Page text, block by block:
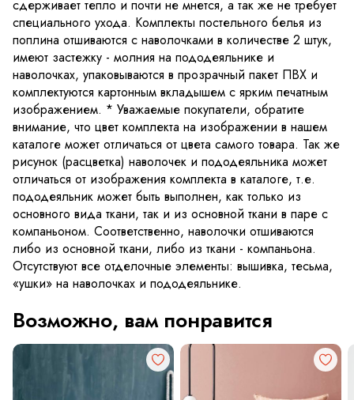
сдерживает тепло и почти не мнется, а так же не требует
специального ухода. Комплекты постельного белья из
поплина отшиваются с наволочками в количестве 2 штук,
имеют застежку - молния на пододеяльнике и
наволочках, упаковываются в прозрачный пакет ПВХ и
комплектуются картонным вкладышем с ярким печатным
изображением. * Уважаемые покупатели, обратите
внимание, что цвет комплекта на изображении в нашем
каталоге может отличаться от цвета самого товара. Так же
рисунок (расцветка) наволочек и пододеяльника может
отличаться от изображения комплекта в каталоге, т.е.
пододеяльник может быть выполнен, как только из
основного вида ткани, так и из основной ткани в паре с
компаньоном. Соответственно, наволочки отшиваются
либо из основной ткани, либо из ткани - компаньона.
Отсутствуют все отделочные элементы: вышивка, тесьма,
«ушки» на наволочках и пододеяльнике.
Возможно, вам понравится